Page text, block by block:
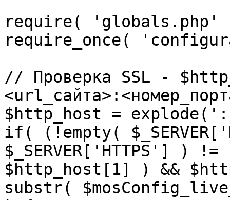
require(
require_once(
// Проверка SSL -
$http_host = explode(':',
if( (!empty(
$_SERVER['HTTPS']
$http_host[1] ) &&
substr(